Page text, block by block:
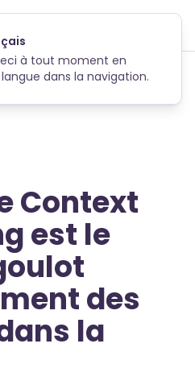
à tout moment en
dans la navigation.
Context
est le
des
la